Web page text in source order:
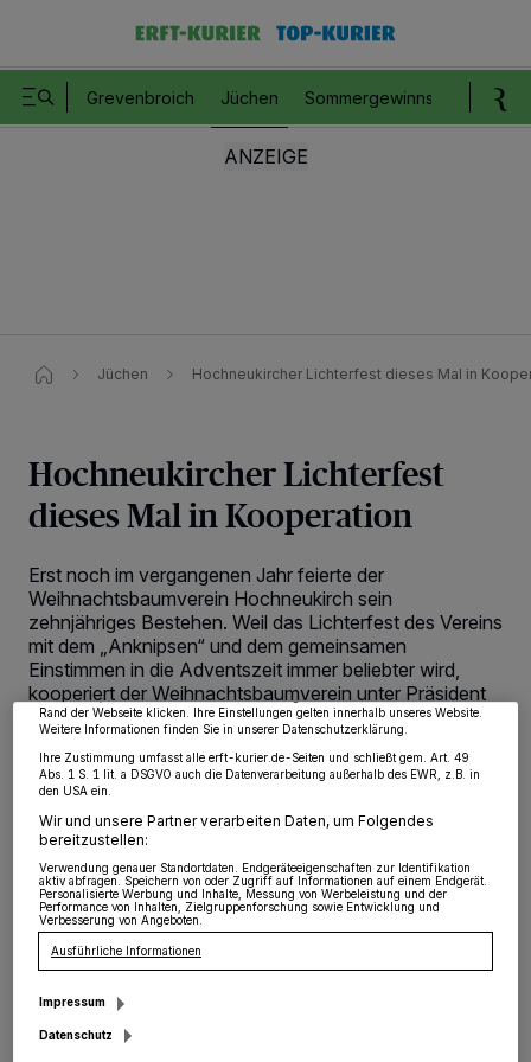
Grevenbroich Jüchen Sommergewinnspiel
Jüchen Hochneukircher Lichterfest dieses Mal in
Hochneukircher Lichterfest
dieses Mal in Kooperation
Erst noch im vergangenen Jahr feierte der
Weihnachtsbaumverein Hochneukirch sein
zehnjähriges Bestehen. Weil das Lichterfest des Vereins
mit dem „Anknipsen“ und dem gemeinsamen
Einstimmen in die Adventszeit immer beliebter wird,
kooperiert der Weihnachtsbaumverein unter Präsident
Sebastian Schmidt, am 29. November mit dem
Jugendcafé „B@mm“ und kann somit noch mehr
Attraktionen anbieten.
29.11.2019 , 12:24 Uhr 2 Minuten Lesezeit
Wir und unsere 218-Partner speichern und greifen auf personenbezogene Daten
wie Browserdaten oder eindeutige Kennungen auf Ihrem Gerät zu. Durch Auswahl
von OK aktivieren Sie Tracking-Technologien für die unter „Wir und unsere
Partner verarbeiten Daten, um Ihnen Dienste bereitzustellen“ aufgeführten
Zwecke. Wenn Tracker deaktiviert sind, sind manche Inhalte und Anzeigen
möglicherweise nicht mehr so relevant für Sie. Sie können dieses Menü jederzeit
wieder aufrufen, um Ihre Einstellungen zu ändern oder Ihre Einwilligung zu
widerrufen, indem Sie auf den Link Einstellungen oder Ablehnen am unteren
Rand der Webseite klicken. Ihre Einstellungen gelten innerhalb unseres Website.
Weitere Informationen finden Sie in unserer Datenschutzerklärung.
Ihre Zustimmung umfasst alle erft-kurier.de-Seiten und schließt gem. Art. 49
Abs. 1 S. 1 lit. a DSGVO auch die Datenverarbeitung außerhalb des EWR, z.B. in
den USA ein.
Wir und unsere Partner verarbeiten Daten, um Folgendes
bereitzustellen:
Verwendung genauer Standortdaten. Endgeräteeigenschaften zur Identifikation
aktiv abfragen. Speichern von oder Zugriff auf Informationen auf einem Endgerät.
Personalisierte Werbung und Inhalte, Messung von Werbeleistung und der
Performance von Inhalten, Zielgruppenforschung sowie Entwicklung und
Verbesserung von Angeboten.
Ausführliche Informationen
Impressum
Datenschutz